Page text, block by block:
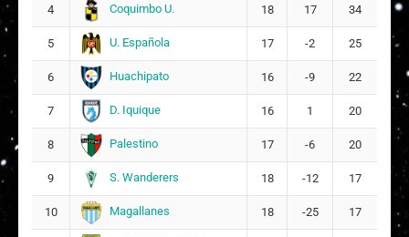
4 Coquimbo U. 18 17 34
5 U. Española 17 -2 25
6 Huachipato 16 -9 22
7 D. Iquique 16 1 20
8 Palestino 17 -6 20
9 S. Wanderers 18 -12 17
10 Magallanes 18 -25 17